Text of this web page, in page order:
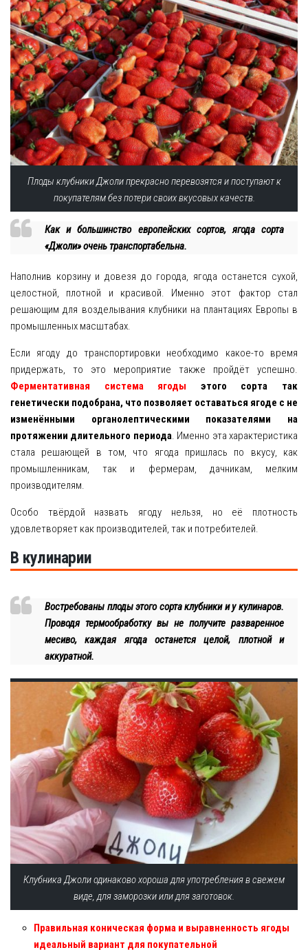
Плоды клубники Джоли прекрасно перевозятся и поступают к
покупателям без потери своих вкусовых качеств.
Как и большинство европейских сортов, ягода сорта
«Джоли» очень транспортабельна.
Наполнив корзину и довезя до города, ягода останется сухой,
целостной, плотной и красивой. Именно этот фактор стал
решающим для возделывания клубники на плантациях Европы в
промышленных масштабах.
Если ягоду до транспортировки необходимо какое-то время
придержать, то это мероприятие также пройдёт успешно.
Ферментативная система ягоды этого сорта так
генетически подобрана, что позволяет оставаться ягоде с не
изменёнными органолептическими показателями на
протяжении длительного периода . Именно эта характеристика
стала решающей в том, что ягода пришлась по вкусу, как
промышленникам, так и фермерам, дачникам, мелким
производителям.
Особо твёрдой назвать ягоду нельзя, но её плотность
удовлетворяет как производителей, так и потребителей.
В кулинарии
Востребованы плоды этого сорта клубники и у кулинаров.
Проводя термообработку вы не получите разваренное
месиво, каждая ягода останется целой, плотной и
аккуратной.
Клубника Джоли одинаково хороша для употребления в свежем
виде, для заморозки или для заготовок.
Правильная коническая форма и выравненность ягоды
идеальный вариант для покупательной